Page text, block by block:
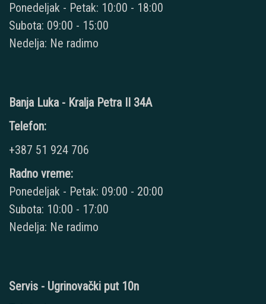
Ponedeljak - Petak: 10:00 - 18:00
Subota: 09:00 - 15:00
Nedelja: Ne radimo
Banja Luka - Kralja Petra II 34A
Telefon:
+387 51 924 706
Radno vreme:
Ponedeljak - Petak: 09:00 - 20:00
Subota: 10:00 - 17:00
Nedelja: Ne radimo
Servis - Ugrinovački put 10n